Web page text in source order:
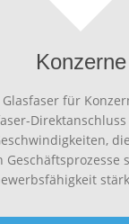
Konzerne
für
Geschäftsprozesse